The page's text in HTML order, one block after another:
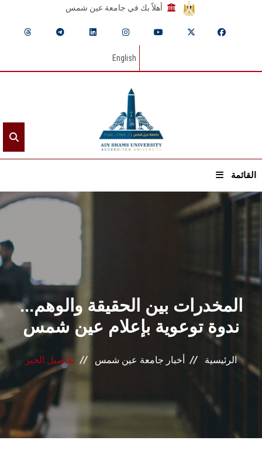
أهلاً بك في جامعة عين شمس
English
القائمة
الرئيسيـة
عن الجامعة
القطاعـات
الشئون الأكاديمية
البحث العلمي
الرعاية الصحية
المراكز والوحدات
الأنظمة الذكية
المخدرات بين الحقيقة والوهم...
ندوة توعوية بإعلام عين شمس
الرئيسية أخبار جامعة عين شمس تفاصيل الخبر